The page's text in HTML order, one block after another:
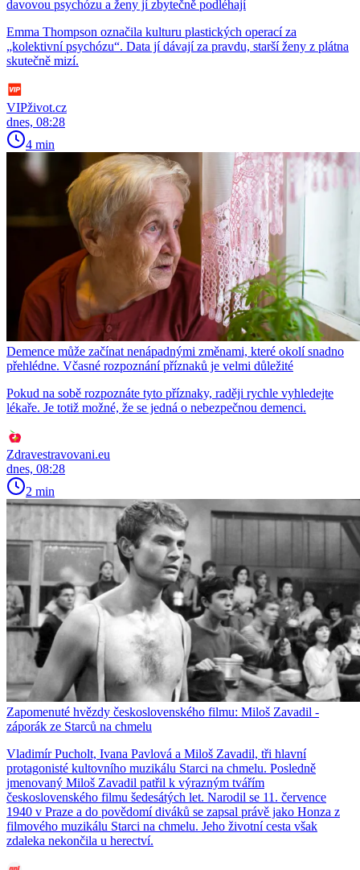
davovou psychózu a ženy jí zbytečně podléhají
Emma Thompson označila kulturu plastických operací za
„kolektivní psychózu“. Data jí dávají za pravdu, starší ženy z plátna
skutečně mizí.
VIPživot.cz
dnes, 08:28
4 min
Demence může začínat nenápadnými změnami, které okolí snadno
přehlédne. Včasné rozpoznání příznaků je velmi důležité
Pokud na sobě rozpoznáte tyto příznaky, raději rychle vyhledejte
lékaře. Je totiž možné, že se jedná o nebezpečnou demenci.
Zdravestravovani.eu
dnes, 08:28
2 min
Zapomenuté hvězdy československého filmu: Miloš Zavadil -
záporák ze Starců na chmelu
Vladimír Pucholt, Ivana Pavlová a Miloš Zavadil, tři hlavní
protagonisté kultovního muzikálu Starci na chmelu. Posledně
jmenovaný Miloš Zavadil patřil k výrazným tvářím
československého filmu šedesátých let. Narodil se 11. července
1940 v Praze a do povědomí diváků se zapsal právě jako Honza z
filmového muzikálu Starci na chmelu. Jeho životní cesta však
zdaleka nekončila u herectví.